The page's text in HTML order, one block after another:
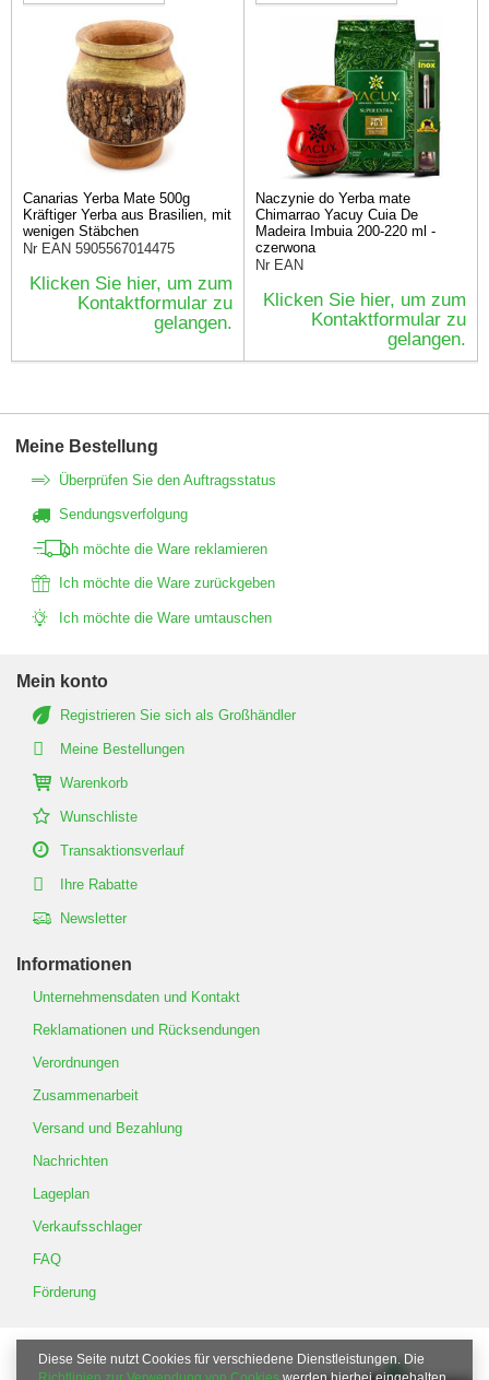
Canarias Yerba Mate 500g
Kräftiger Yerba aus Brasilien, mit
wenigen Stäbchen
Nr EAN 5905567014475
Klicken Sie hier, um zum
Kontaktformular zu
gelangen.
Naczynie do Yerba mate
Chimarrao Yacuy Cuia De
Madeira Imbuia 200-220 ml -
czerwona
Nr EAN
Klicken Sie hier, um zum
Kontaktformular zu
gelangen.
Meine Bestellung
Überprüfen Sie den Auftragsstatus
Sendungsverfolgung
Ich möchte die Ware reklamieren
Ich möchte die Ware zurückgeben
Ich möchte die Ware umtauschen
Mein konto
Registrieren Sie sich als Großhändler
Meine Bestellungen
Warenkorb
Wunschliste
Transaktionsverlauf
Ihre Rabatte
Newsletter
Informationen
Unternehmensdaten und Kontakt
Reklamationen und Rücksendungen
Verordnungen
Zusammenarbeit
Versand und Bezahlung
Nachrichten
Lageplan
Verkaufsschlager
FAQ
Förderung
Diese Seite nutzt Cookies für verschiedene Dienstleistungen. Die